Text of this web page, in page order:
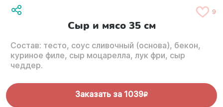
9
Сыр и мясо 35 см
Состав: тесто, соус сливочный (основа), бекон,
куриное филе, сыр моцарелла, лук фри, сыр
чеддер.
Заказать за 1039R